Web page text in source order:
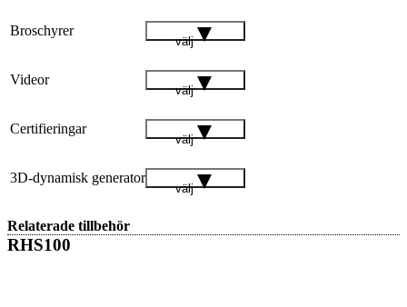
Broschyrer
välj
Videor
välj
Certifieringar
välj
3D-dynamisk generator
välj
Relaterade tillbehör
RHS100